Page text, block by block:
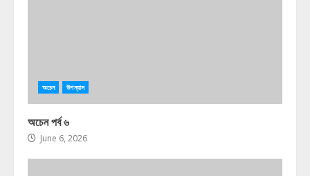
অচেন উপন্যাস
অচেন পর্ব ৬
June 6, 2026